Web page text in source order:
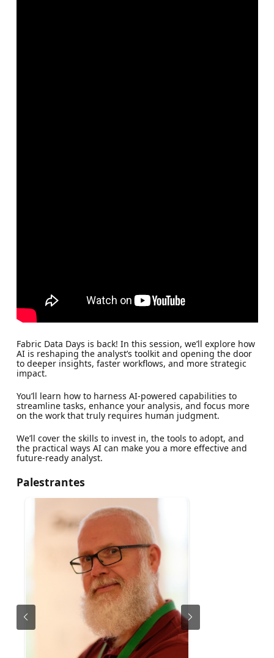
Fabric Data Days is back! In this session, we’ll explore how
AI is reshaping the analyst’s toolkit and opening the door
to deeper insights, faster workflows, and more strategic
impact.
You’ll learn how to harness AI-powered capabilities to
streamline tasks, enhance your analysis, and focus more
on the work that truly requires human judgment.
We’ll cover the skills to invest in, the tools to adopt, and
the practical ways AI can make you a more effective and
future-ready analyst.
Palestrantes